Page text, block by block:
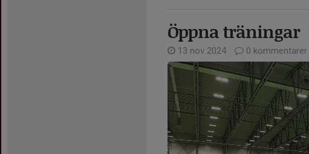
Öppna träningar
13 nov 2024 0 kommentarer